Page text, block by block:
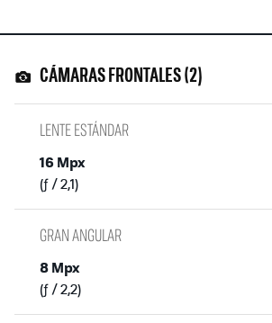
CÁMARAS FRONTALES (2)
LENTE ESTÁNDAR
16 Mpx
(ƒ / 2,1)
GRAN ANGULAR
8 Mpx
(ƒ / 2,2)